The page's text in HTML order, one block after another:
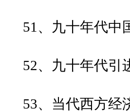
51、九十年代中
52、九十年代引
53、当代西方经